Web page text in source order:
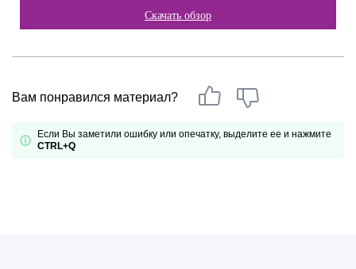
Скачать обзор
Вам понравился материал?
Если Вы заметили ошибку или опечатку, выделите ее и нажмите
CTRL+Q